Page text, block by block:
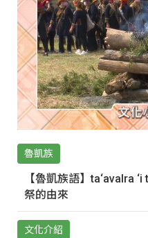
魯凱族
【魯凱族語】ta‘avalra
祭的由來
文化介紹